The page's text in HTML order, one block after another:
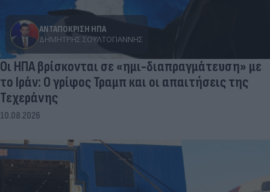
ΑΝΤΑΠΟΚΡΙΣΗ ΗΠΑ
ΔΗΜΉΤΡΗΣ ΣΟΥΛΤΟΓΙΆΝΝΗΣ
Οι ΗΠΑ βρίσκονται σε «ημι-διαπραγμάτευση» με
το Ιράν: Ο γρίφος Τραμπ και οι απαιτήσεις της
Τεχεράνης
10.08.2026